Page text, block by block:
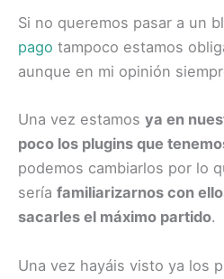
Si no queremos pasar a un
pago tampoco estamos
aunque en mi opinión
Una vez estamos ya en
poco los plugins que
podemos cambiarlos por lo
sería familiarizarnos con
sacarles el máximo partido.
Una vez hayáis visto ya los